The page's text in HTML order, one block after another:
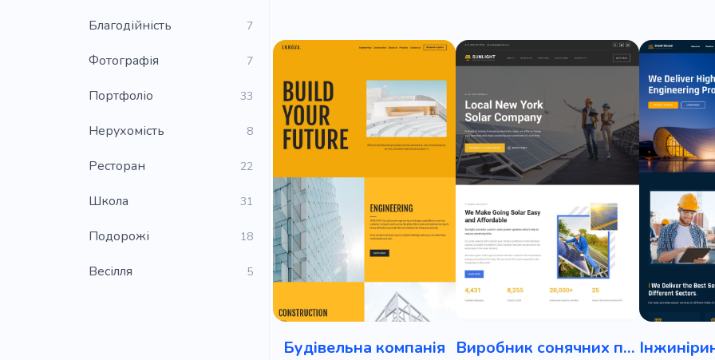
Благодійність 7
Фотографія 7
Портфоліо 33
Нерухомість 8
Ресторан 22
Школа 31
Подорожі 18
Весілля 5
Будівельна компанія Виробник сонячних панелей